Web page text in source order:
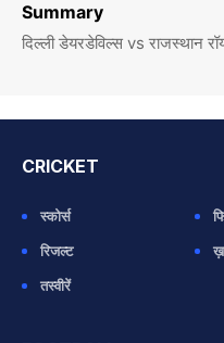
Summary
दिल्ली डेयरडेविल्स vs
CRICKET
स्कोर्स
रिजल्ट
तस्वीरें